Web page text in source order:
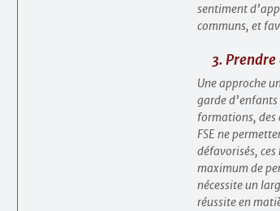
sentiment
communs, et
3.
Une approche
garde
formations, des
FSE ne
défavorisés,
maximum de
nécessite un
réussite en